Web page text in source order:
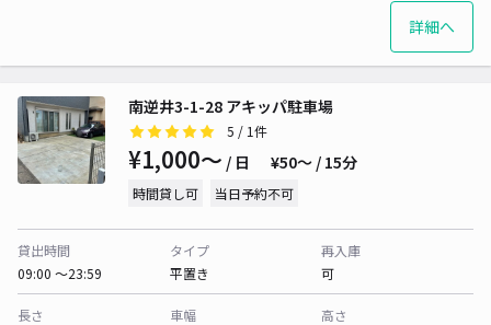
詳細へ
南逆井3-1-28 アキッパ駐車場
5 / 1件
¥1,000〜 / 日 ¥50〜 / 15分
時間貸し可 当日予約不可
貸出時間
09:00 〜23:59
タイプ
平置き
再入庫
可
長さ
車幅
高さ